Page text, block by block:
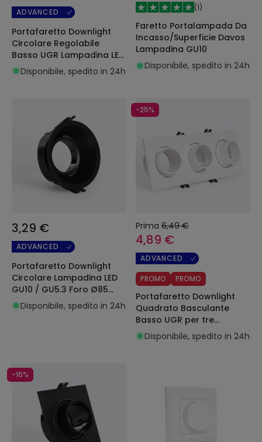
ADVANCED
Portafaretto Downlight
Circolare Regolabile
Basso UGR Lampadina LED
GU10 / GU5.3 Foro Ø75
mm Suefix
Disponibile, spedito in 24h
(1)
Faretto Portalampada Da
Incasso/Superficie Davos
Lampadina GU10
Disponibile, spedito in 24h
3,29 €
ADVANCED
Portafaretto Downlight
Circolare Lampadina LED
GU10 / GU5.3 Foro Ø85
mm Suefix
Disponibile, spedito in 24h
-25%
Prima 6,49 €
4,89 €
ADVANCED
PROMO PROMO
Portafaretto Downlight
Quadrato Basculante
Basso UGR per tre
Lampadine LED GU10 /
GU5.3 Foro 75x235 mm
Disponibile, spedito in 24h
-16%